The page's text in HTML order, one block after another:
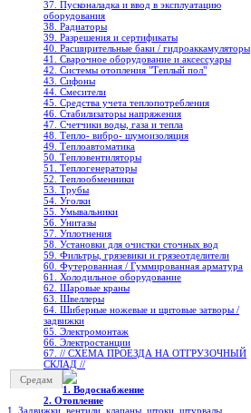
37. Пусконаладка и ввод в эксплуатацию
оборудования
38. Радиаторы
39. Разрешения и сертификаты
40. Расширительные баки / гидроаккамуляторы
41. Сварочное оборудование и аксессуары
42. Системы отопления "Теплый пол"
43. Сифоны
44. Смесители
45. Средства учета теплопотребления
46. Стабилизаторы напряжения
47. Счетчики воды, газа и тепла
48. Тепло- вибро- шумоизоляция
49. Теплоавтоматика
50. Тепловентиляторы
51. Теплогенераторы
52. Теплообменники
53. Трубы
54. Уголки
55. Умывальники
56. Унитазы
57. Уплотнения
58. Установки для очистки сточных вод
59. Фильтры, грязевики и грязеотделители
60. Футерованная / Гуммированная арматура
61. Холодильное oборудование
62. Шаровые краны
63. Швеллеры
64. Шиберные ножевые и щитовые затворы /
задвижки
65. Электромонтаж
66. Электростанции
67. // СХЕМА ПРОЕЗДА НА ОТГРУЗОЧНЫЙ
СКЛАД //
Средам
1. Водоснабжение
2. Отопление
1. Задвижки, вентили, клапаны, штоки, штурвалы,